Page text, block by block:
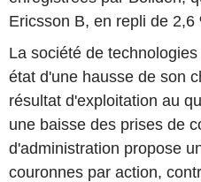
Ericsson B, en repli de 2,6
La société de
état d'une hausse de son
résultat d'exploitation au
une baisse des prises de
d'administration propose
couronnes par action,